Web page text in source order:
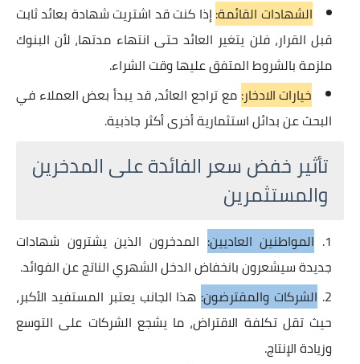
الشهادات القائمة:إذا كنت قد اشتريت شهادة بعائد ثابت
قبل القرار، فلن يتغير العائد حتى انتهاء مدتها، لأن البنوك
ملزمة بالشروط المتفق عليها وقت الشراء.
خيارات الادخار: مع تراجع العائد، قد يبدأ بعض العملاء في
البحث عن بدائل استثمارية أخرى أكثر جاذبية.
تأثير خفض سعر الفائدة على المدخرين
والمستثمرين
المواطنين العاديين: المدخرون الذين يشترون شهادات
جديدة سيشعرون بانخفاض الدخل الشهري الناتج عن الفوائد.
الشركات والمقترضون: هذا الجانب يعتبر المستفيد الأكبر،
حيث تقل تكلفة الاقتراض، ما يشجع الشركات على التوسع
وزيادة الإنتاج.